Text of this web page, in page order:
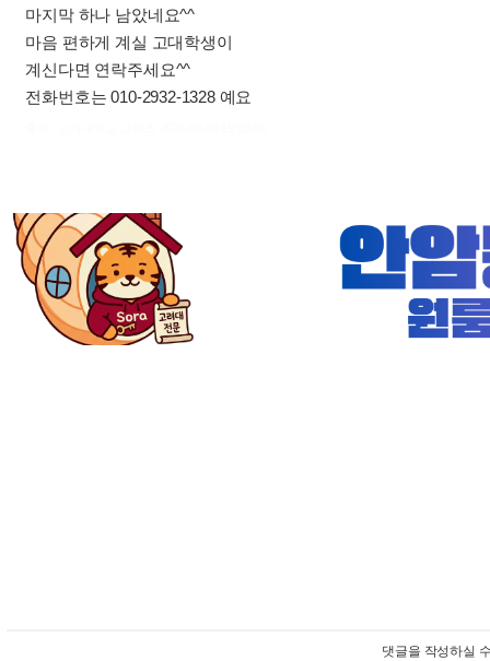
마지막 하나 남았네요^^
마음 편하게 계실 고대학생이
계신다면 연락주세요^^
전화번호는 010-2932-1328 예요
댓글을 작성하실